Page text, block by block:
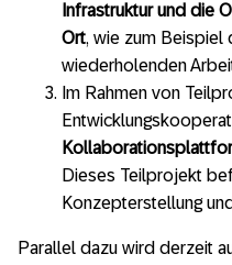
Infrastruktur und die
Ort, wie zum Beispiel
wiederholenden
Im Rahmen von
Dieses Teilprojekt
Konzepterstellung
Parallel dazu wird derzeit